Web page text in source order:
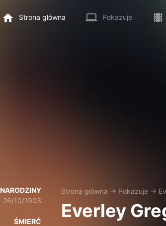
Strona główna Pokazuje
NARODZINY
26/10/1903
ŚMIERĆ
Strona główna → Pokazuje →
Everley